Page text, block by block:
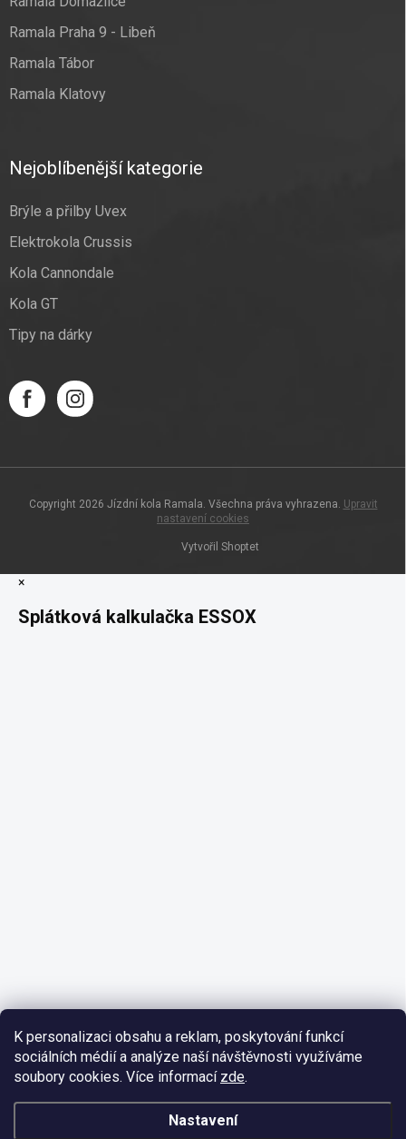
K personalizaci obsahu a reklam, poskytování funkcí
sociálních médií a analýze naší návštěvnosti využíváme
soubory cookies. Více informací zde.
Nastavení
Ramala Praha 9 - Libeň
Ramala Tábor
Ramala Klatovy
Nejoblíbenější kategorie
Brýle a přilby Uvex
Elektrokola Crussis
Kola Cannondale
Kola GT
Tipy na dárky
Vytvořil Shoptet
Copyright 2026 Jízdní kola Ramala. Všechna práva vyhrazena. Upravit
nastavení cookies
×
Splátková kalkulačka ESSOX